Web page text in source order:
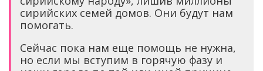
сирийских семей домов. Они будут нам
помогать.
Сейчас пока нам еще помощь не нужна,
но если мы вступим в горячую фазу и